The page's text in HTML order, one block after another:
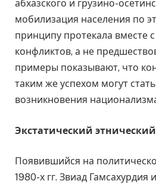
абхазского и грузино-
мобилизация населения по
принципу протекала вместе
конфликтов, а не
примеры показывают, что
таким же успехом могут
возникновения
Экстатический
Появившийся на
1980-х гг. Звиад Гамсахурдия